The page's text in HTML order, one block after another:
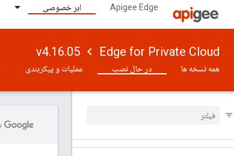
Apigee Edge ابر خصوصی
Edge for Private Cloud
v4.16.05
همه نسخه ها در حال نصب عملیات و پیکربندی